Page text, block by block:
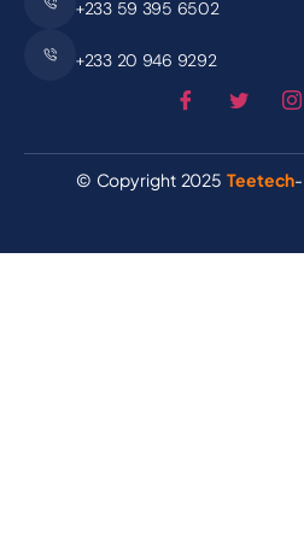
+233 59 395 6502
+233 20 946 9292
© Copyright 2025Teetech